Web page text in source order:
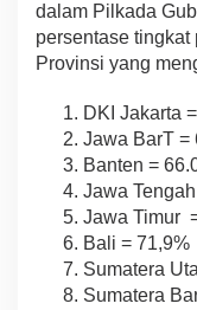
dalam Pilkada
persentase
Provinsi yang
DKI Jakarta
Jawa BarT =
Banten =
Jawa
Jawa Timur
Bali = 71,9%
Sumatera
Sumatera